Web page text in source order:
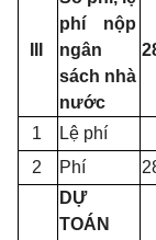
phí nộp
ngân
sách nhà
nước
1 Lệ phí
2
Phí
DỰ
TOÁN